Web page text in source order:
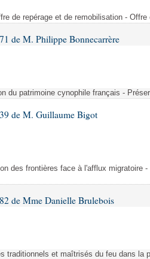
de repérage et de remobilisation -
de M. Philippe Bonnecarrère
du patrimoine cynophile français -
de M. Guillaume Bigot
des frontières face à l'afflux migratoire
de Mme Danielle Brulebois
traditionnels et maîtrisés du feu dans la